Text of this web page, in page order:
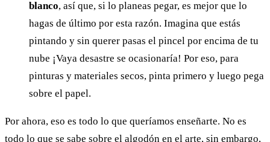
blanco, así que, si lo planeas pegar, es mejor que lo
hagas de último por esta razón. Imagina que estás
pintando y sin querer pasas el pincel por encima de tu
nube ¡Vaya desastre se ocasionaría! Por eso, para
pinturas y materiales secos, pinta primero y luego pega
sobre el papel.
Por ahora, eso es todo lo que queríamos enseñarte. No es
todo lo que se sabe sobre el algodón en el arte, sin embargo,